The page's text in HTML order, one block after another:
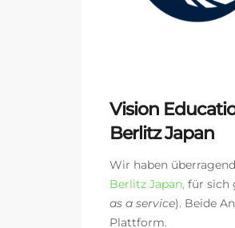
Vision
Berlitz Japan
Wir haben
Berlitz Japan, für sich
as a service). Beide
Plattform.